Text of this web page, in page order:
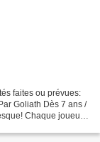
faites ou prévues:
Goliath Dès 7 ans /
Chaque joueur